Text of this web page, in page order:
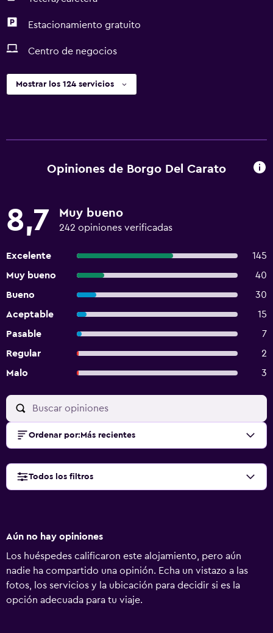
Estacionamiento gratuito
Centro de negocios
Mostrar los 124 servicios
Opiniones de Borgo Del Carato
8,7 Muy bueno
242 opiniones verificadas
Excelente
145
Muy bueno
40
Bueno
30
Aceptable
15
Pasable
7
Regular
2
Malo
3
Ordenar por: Más recientes
Todos los filtros
Aún no hay opiniones
Los huéspedes calificaron este alojamiento, pero aún
nadie ha compartido una opinión. Echa un vistazo a las
fotos, los servicios y la ubicación para decidir si es la
opción adecuada para tu viaje.